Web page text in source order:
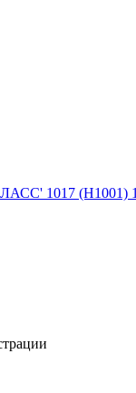
1017 (H1001)